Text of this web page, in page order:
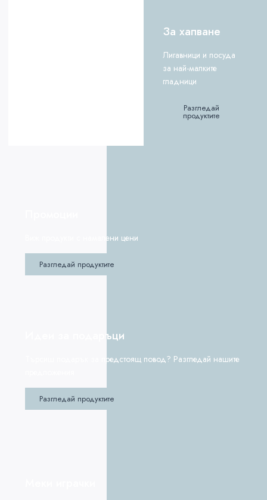
За хапване
Лигавници и посуда
за най-малките
гладници
Разгледай
продуктите
Виж продукти с намалени цени
Разгледай продуктите
Идеи за подаръци
Търсиш подарък за предстоящ повод? Разгледай нашите
Разгледай продуктите